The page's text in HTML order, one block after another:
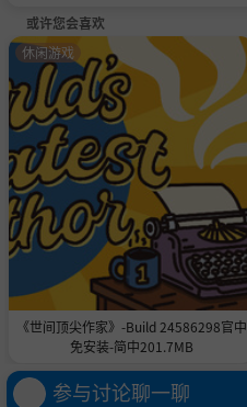
或许您会喜欢
《世间顶尖作家》-Build 24586298官中
免安装-简中201.7MB
休闲游戏
参与讨论聊一聊